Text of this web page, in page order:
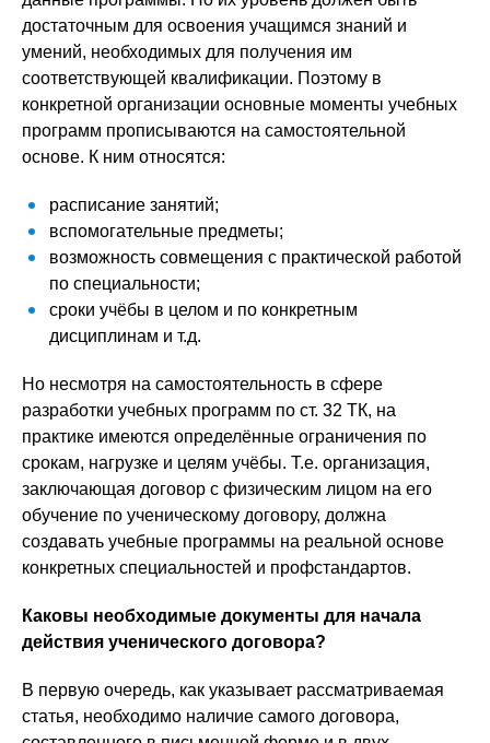
достаточным для освоения учащимся знаний и
умений, необходимых для получения им
соответствующей квалификации. Поэтому в
конкретной организации основные моменты учебных
программ прописываются на самостоятельной
основе. К ним относятся:
расписание занятий;
вспомогательные предметы;
возможность совмещения с практической работой
по специальности;
сроки учёбы в целом и по конкретным
дисциплинам и т.д.
Но несмотря на самостоятельность в сфере
разработки учебных программ по ст. 32 ТК, на
практике имеются определённые ограничения по
срокам, нагрузке и целям учёбы. Т.е. организация,
заключающая договор с физическим лицом на его
обучение по ученическому договору, должна
создавать учебные программы на реальной основе
конкретных специальностей и профстандартов.
Каковы необходимые документы для начала
действия ученического договора?
В первую очередь, как указывает рассматриваемая
статья, необходимо наличие самого договора,